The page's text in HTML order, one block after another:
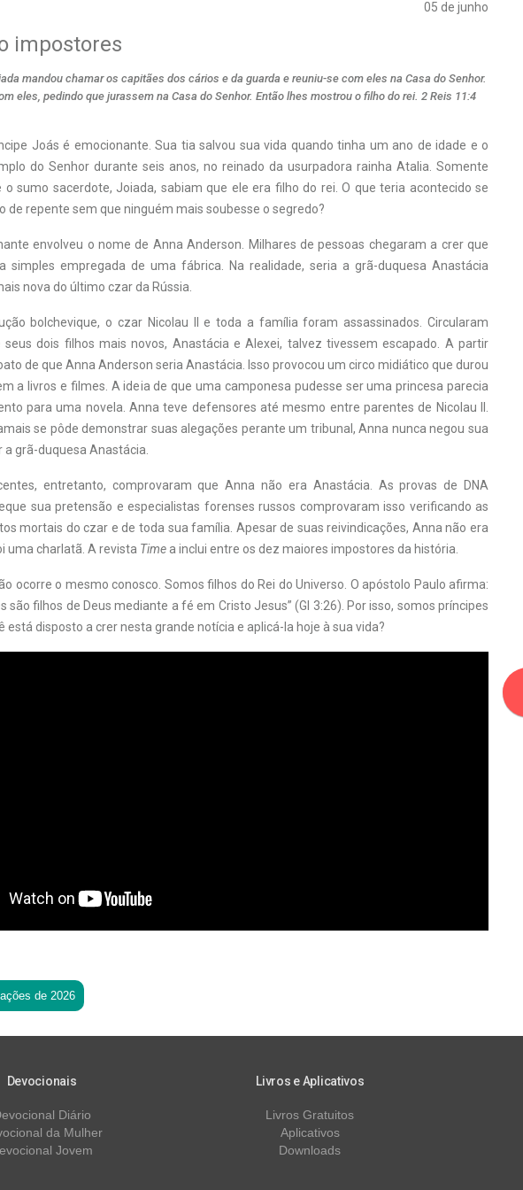
05 de junho
impostores
mandou chamar os capitães dos cários e da guarda e reuniu-se com eles na Casa do Senhor.
eles, pedindo que jurassem na Casa do Senhor. Então lhes mostrou o filho do rei. 2 Reis 11:4
Joás é emocionante. Sua tia salvou sua vida quando tinha um ano de idade e o
do Senhor durante seis anos, no reinado da usurpadora rainha Atalia. Somente
o sumo sacerdote, Joiada, sabiam que ele era filho do rei. O que teria acontecido se
de repente sem que ninguém mais soubesse o segredo?
envolveu o nome de Anna Anderson. Milhares de pessoas chegaram a crer que
simples empregada de uma fábrica. Na realidade, seria a grã-duquesa Anastácia
nova do último czar da Rússia.
bolchevique, o czar Nicolau II e toda a família foram assassinados. Circularam
dois filhos mais novos, Anastácia e Alexei, talvez tivessem escapado. A partir
de que Anna Anderson seria Anastácia. Isso provocou um circo midiático que durou
a livros e filmes. A ideia de que uma camponesa pudesse ser uma princesa parecia
para uma novela. Anna teve defensores até mesmo entre parentes de Nicolau II.
se pôde demonstrar suas alegações perante um tribunal, Anna nunca negou sua
grã-duquesa Anastácia.
entretanto, comprovaram que Anna não era Anastácia. As provas de DNA
sua pretensão e especialistas forenses russos comprovaram isso verificando as
mortais do czar e de toda sua família. Apesar de suas reivindicações, Anna não era
uma charlatã. A revista Time a inclui entre os dez maiores impostores da história.
ocorre o mesmo conosco. Somos filhos do Rei do Universo. O apóstolo Paulo afirma:
são filhos de Deus mediante a fé em Cristo Jesus” (Gl 3:26). Por isso, somos príncipes
está disposto a crer nesta grande notícia e aplicá-la hoje à sua vida?
de 2026
Devocionais
Diário
da Mulher
Jovem
Livros e Aplicativos
Livros Gratuitos
Aplicativos
Downloads